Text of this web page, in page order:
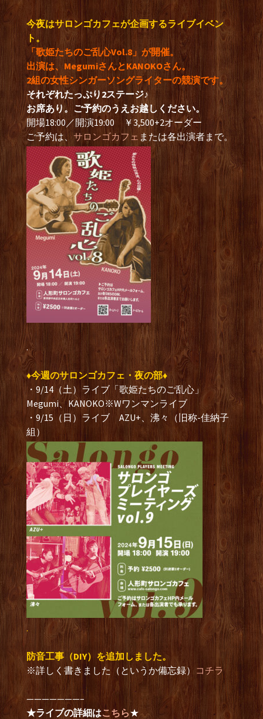
今夜はサロンゴカフェが企画するライブイベン
ト。
「歌姫たちのご乱心Vol.8」が開催。
出演は、MegumiさんとKANOKOさん。
2組の女性シンガーソングライターの競演です。
それぞれたっぷり2ステージ♪
お席あり。ご予約のうえお越しください。
開場18:00／開演19:00 ￥3,500+2オーダー
ご予約は、サロンゴカフェ または各出演者まで。
.
♦今週のサロンゴカフェ・夜の部♦
・9/14（土）ライブ「歌姫たちのご乱心」
Megumi、KANOKO※Wワンマンライブ
・9/15（日）ライブ AZU+、沸々（旧称-佳納子
組）
.
防音工事（DIY）を追加しました。
※詳しく書きました（というか備忘録） コチラ
———————–
★ライブの詳細はこちら★